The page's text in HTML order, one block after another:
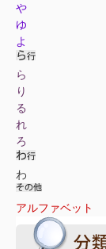
や
ゆ
よ
ら
り
る
れ
ろ
わ
アルファベット